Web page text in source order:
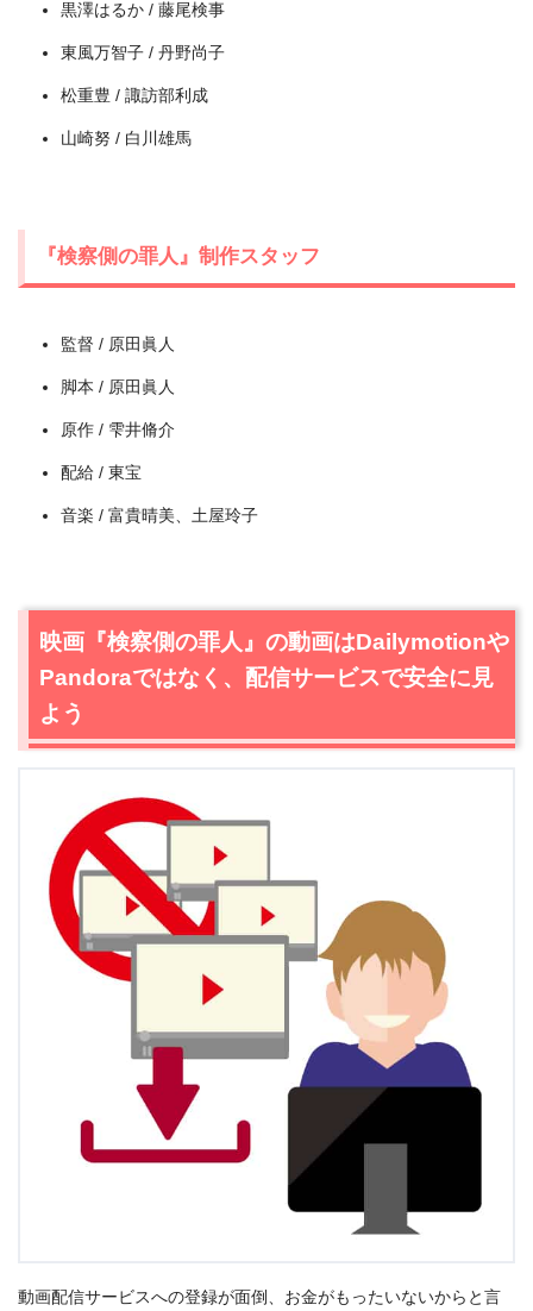
＼＼30日間無料!!お試し解約もOK／／
今すぐ無料でAmazonプライムビデオで見る
黒澤はるか / 藤尾検事
東風万智子 / 丹野尚子
松重豊 / 諏訪部利成
山崎努 / 白川雄馬
『検察側の罪人』制作スタッフ
監督 / 原田眞人
脚本 / 原田眞人
原作 / 雫井脩介
配給 / 東宝
音楽 / 富貴晴美、土屋玲子
映画『検察側の罪人』の動画はDailymotionや
Pandoraではなく、配信サービスで安全に見
よう
動画配信サービスへの登録が面倒、お金がもったいないからと言